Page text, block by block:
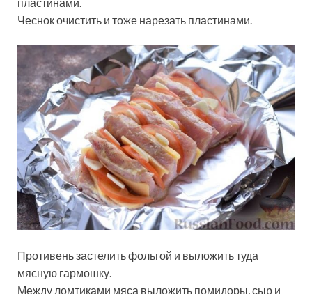
Чеснок очистить и тоже нарезать пластинами.
Противень застелить фольгой и выложить туда
мясную гармошку.
Между ломтиками мяса выложить помидоры, сыр и